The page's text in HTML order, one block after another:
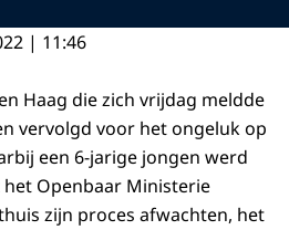
| 11:46
Haag die zich vrijdag meldde
vervolgd voor het ongeluk op
een 6-jarige jongen werd
Openbaar Ministerie
zijn proces afwachten, het